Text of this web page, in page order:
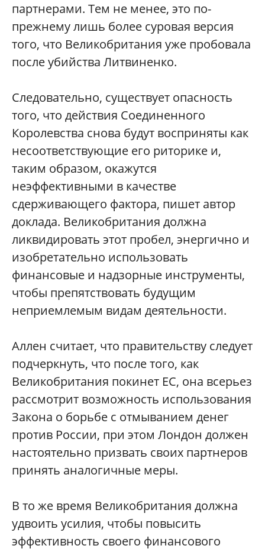
партнерами. Тем не менее, это по-
прежнему лишь более суровая версия
того, что Великобритания уже пробовала
после убийства Литвиненко.
Следовательно, существует опасность
того, что действия Соединенного
Королевства снова будут восприняты как
несоответствующие его риторике и,
таким образом, окажутся
неэффективными в качестве
сдерживающего фактора, пишет автор
доклада. Великобритания должна
ликвидировать этот пробел, энергично и
изобретательно использовать
финансовые и надзорные инструменты,
чтобы препятствовать будущим
неприемлемым видам деятельности.
Аллен считает, что правительству следует
подчеркнуть, что после того, как
Великобритания покинет ЕС, она всерьез
рассмотрит возможность использования
Закона о борьбе с отмыванием денег
против России, при этом Лондон должен
настоятельно призвать своих партнеров
принять аналогичные меры.
В то же время Великобритания должна
удвоить усилия, чтобы повысить
эффективность своего финансового